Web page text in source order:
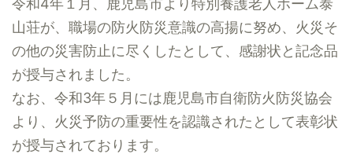
令和4年１月、鹿児島市より特別養護老人ホーム泰
山荘が、職場の防火防災意識の高揚に努め、火災そ
の他の災害防止に尽くしたとして、感謝状と記念品
が授与されました。
なお、令和3年５月には鹿児島市自衛防火防災協会
より、火災予防の重要性を認識されたとして表彰状
が授与されております。